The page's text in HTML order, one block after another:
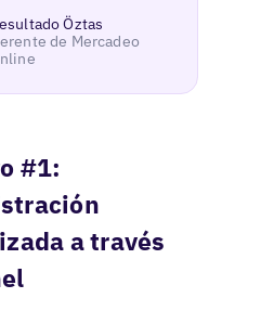
Öztas
de Mercadeo
#1:
a través